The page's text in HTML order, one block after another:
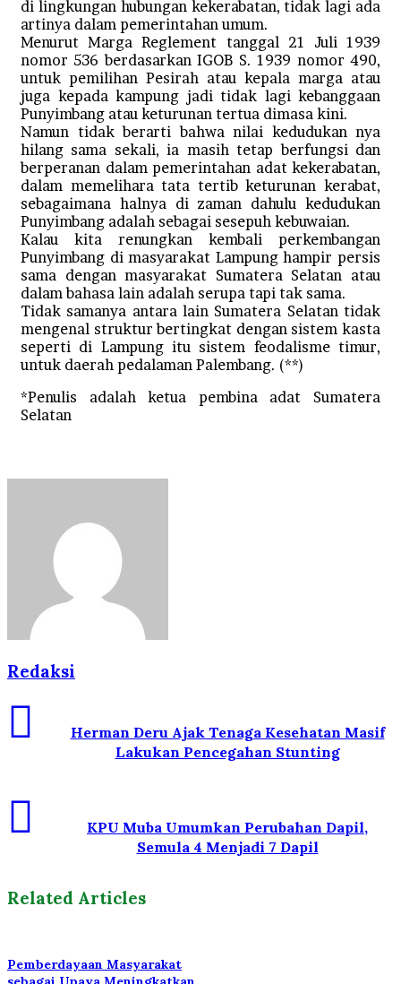
di lingkungan hubungan kekerabatan, tidak lagi ada
artinya dalam pemerintahan umum.
Menurut Marga Reglement tanggal 21 Juli 1939
nomor 536 berdasarkan IGOB S. 1939 nomor 490,
untuk pemilihan Pesirah atau kepala marga atau
juga kepada kampung jadi tidak lagi kebanggaan
Punyimbang atau keturunan tertua dimasa kini.
Namun tidak berarti bahwa nilai kedudukan nya
hilang sama sekali, ia masih tetap berfungsi dan
berperanan dalam pemerintahan adat kekerabatan,
dalam memelihara tata tertib keturunan kerabat,
sebagaimana halnya di zaman dahulu kedudukan
Punyimbang adalah sebagai sesepuh kebuwaian.
Kalau kita renungkan kembali perkembangan
Punyimbang di masyarakat Lampung hampir persis
sama dengan masyarakat Sumatera Selatan atau
dalam bahasa lain adalah serupa tapi tak sama.
Tidak samanya antara lain Sumatera Selatan tidak
mengenal struktur bertingkat dengan sistem kasta
seperti di Lampung itu sistem feodalisme timur,
untuk daerah pedalaman Palembang. (**)
*Penulis adalah ketua pembina adat Sumatera
Selatan
Redaksi
Herman Deru Ajak Tenaga Kesehatan Masif
Lakukan Pencegahan Stunting
KPU Muba Umumkan Perubahan Dapil,
Semula 4 Menjadi 7 Dapil
Related Articles
Pemberdayaan Masyarakat